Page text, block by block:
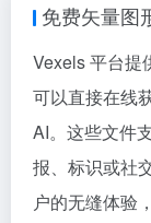
免费矢量图
Vexels 平台提
可以直接在线
AI。这些文件
报、标识或社
户的无缝体验